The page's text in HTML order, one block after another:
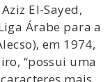
El-Sayed,
Árabe para a
em 1974,
“possui uma